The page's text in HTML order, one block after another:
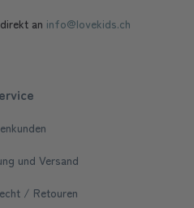
an info@lovekids.ch
und Versand
/ Retouren